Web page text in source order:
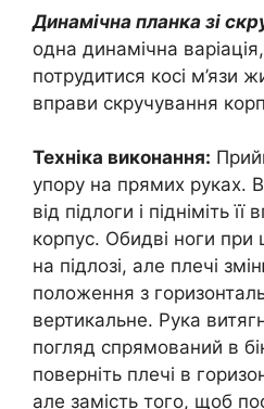
Динамічна планка зі
одна динамічна
потрудитися косі м’язи
вправи скручування
Техніка виконання:
упору на прямих руках.
від підлоги і підніміть
корпус. Обидві ноги
на підлозі, але плечі
положення з
вертикальне. Рука
погляд спрямований в
поверніть плечі в
але замість того, щоб